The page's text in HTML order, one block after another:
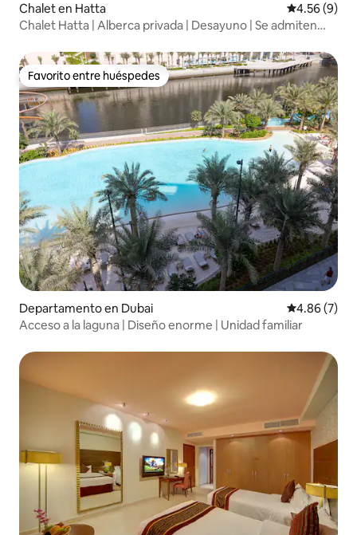
Chalet en Hatta Calificación
4.56 (9)
Chalet Hatta | Alberca privada | Desayuno | Se admiten
Favorito entre huéspedes
Favorito entre huéspedes
Departamento en Dubai Calificación
4.86 (7)
Acceso a la laguna | Diseño enorme | Unidad familiar